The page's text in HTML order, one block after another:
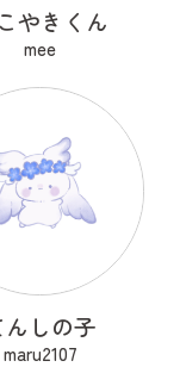
やきくん
mee
んしの子
maru2107